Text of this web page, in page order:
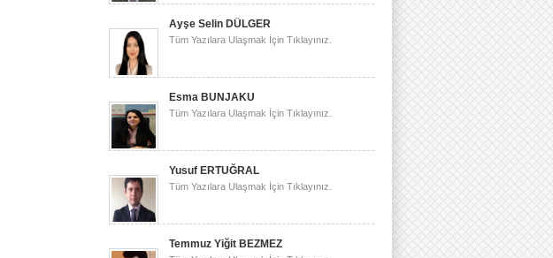
Ayşe Selin DÜLGER
Tüm Yazılara Ulaşmak İçin Tıklayınız.
Esma BUNJAKU
Tüm Yazılara Ulaşmak İçin Tıklayınız.
Yusuf ERTUĞRAL
Tüm Yazılara Ulaşmak İçin Tıklayınız.
Temmuz Yiğit BEZMEZ